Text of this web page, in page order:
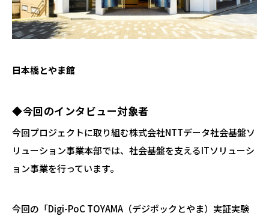
日本橋とやま館
◆今回のインタビュー対象者
今回プロジェクトに取り組む株式会社NTTデータ社会基盤ソ
リューション事業本部では、社会基盤を支えるITソリューシ
ョン事業を行っています。
今回の「Digi-PoC TOYAMA（デジポックとやま）実証実験